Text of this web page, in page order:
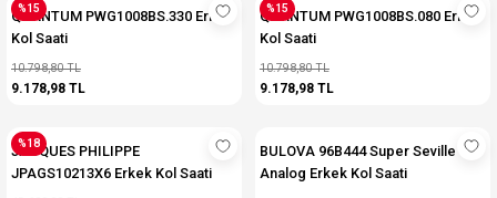
%15
QUANTUM PWG1008BS.330 Erkek
Kol Saati
10.798,80 TL
9.178,98 TL
%15
QUANTUM PWG1008BS.080 Erkek
Kol Saati
10.798,80 TL
9.178,98 TL
%18
JACQUES PHILIPPE
JPAGS10213X6 Erkek Kol Saati
BULOVA 96B444 Super Seville
Analog Erkek Kol Saati